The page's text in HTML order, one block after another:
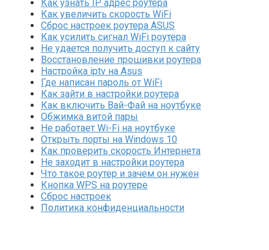
Как узнать IP адрес роутера
Как увеличить скорость WiFi
Сброс настроек роутера ASUS
Как усилить сигнал WiFi роутера
Не удается получить доступ к сайту
Восстановление прошивки роутера
Настройка iptv на Asus
Где написан пароль от WiFi
Как зайти в настройки роутера
Как включить Вай-Фай на ноутбуке
Обжимка витой пары
Не работает Wi-Fi на ноутбуке
Открыть порты на Windows 10
Как проверить скорость Интернета
Не заходит в настройки роутера
Что такое роутер и зачем он нужен
Кнопка WPS на роутере
Сброс настроек
Политика конфиденциальности